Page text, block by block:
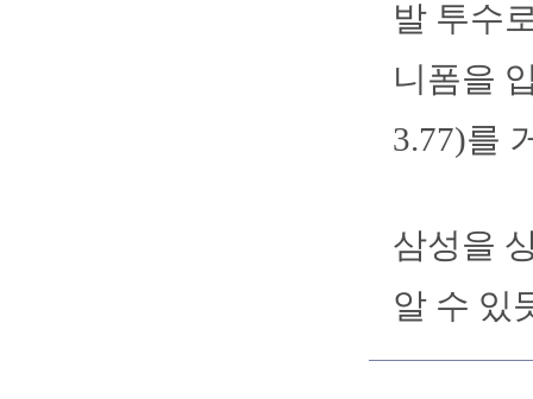
발 투수
니폼을
3.77)를
삼성을
알 수 있